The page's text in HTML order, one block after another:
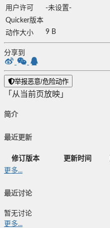
用户许可
-未设置-
Quicker版本
动作大小
9 B
分享到
举报恶意/危险动作
「从当前页放映」
简介
最近更新
修订版本 更新时间
更多...
最近讨论
暂无讨论
更多...